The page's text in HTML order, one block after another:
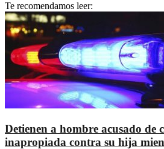
Te recomendamos leer:
Detienen a hombre acusado de
inapropiada contra su hija